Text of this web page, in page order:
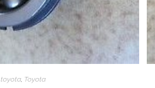
toyota, Toyota